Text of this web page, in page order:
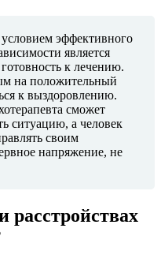
эффективного
является
к лечению.
на положительный
к выздоровлению.
сможет
ситуацию, а человек
своим
напряжение, не
расстройствах